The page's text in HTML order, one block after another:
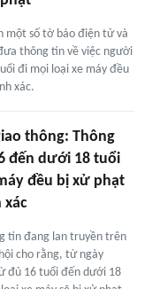
một số tờ báo điện tử và
thông tin về việc người
đi mọi loại xe máy đều
xác.
thông: Thông
đến dưới 18 tuổi
đều bị xử phạt
xác
tin đang lan truyền trên
cho rằng, từ ngày
đủ 16 tuổi đến dưới 18